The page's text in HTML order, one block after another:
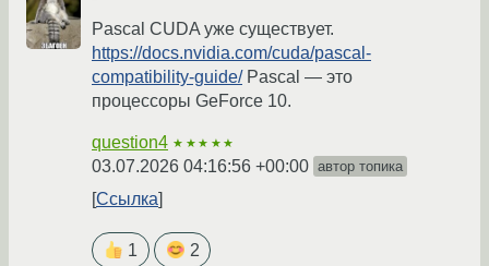
Pascal CUDA уже существует.
https://docs.nvidia.com/cuda/pascal-
compatibility-guide/Pascal — это
процессоры GeForce 10.
question4 ★★★★★
03.07.2026 04:16:56 +00:00 автор топика
Ссылка
1 2